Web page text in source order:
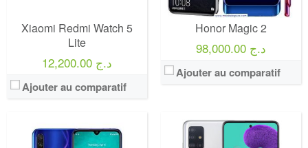
Xiaomi Redmi Watch 5
Lite
12,200.00 د.ج
Ajouter au comparatif
Honor Magic 2
98,000.00 د.ج
Ajouter au comparatif